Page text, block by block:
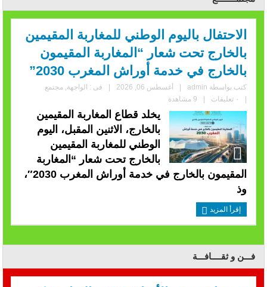
الاحتفال باليوم الوطني للمغاربة المقيمين
بالخارج تحت شعار “المغاربة المقيمون
بالخارج في خدمة أوراش المغرب 2030”
كتب بواسطة admin أغسطس 06, 2026 فى : الواجهة,مجتمع
٠ تعليقات 9 مشاهدة
يخلد قطاع المغاربة المقيمين
بالخارج، الاثنين المقبل، اليوم
الوطني للمغاربة المقيمين
بالخارج تحت شعار “المغاربة
المقيمون بالخارج في خدمة أوراش المغرب 2030″،
وذ
إقرأ المزيد
فـــن و ثقــــافـــة